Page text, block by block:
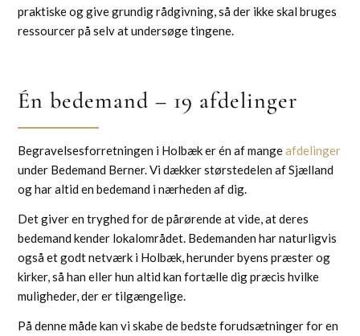
praktiske og give grundig rådgivning, så der ikke skal bruges
ressourcer på selv at undersøge tingene.
Én bedemand – 19 afdelinger
Begravelsesforretningen i Holbæk er én af mangeafdelinger
under Bedemand Berner. Vi dækker størstedelen af Sjælland
og har altid en bedemand i nærheden af dig.
Det giver en tryghed for de pårørende at vide, at deres
bedemand kender lokalområdet. Bedemanden har naturligvis
også et godt netværk i Holbæk, herunder byens præster og
kirker, så han eller hun altid kan fortælle dig præcis hvilke
muligheder, der er tilgængelige.
På denne måde kan vi skabe de bedste forudsætninger for en